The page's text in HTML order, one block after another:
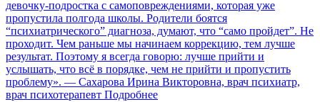
девочку-подростка с самоповреждениями, которая уже
пропустила полгода школы. Родители боятся
“психиатрического” диагноза, думают, что “само пройдет”. Не
проходит. Чем раньше мы начинаем коррекцию, тем лучше
результат. Поэтому я всегда говорю: лучше прийти и
услышать, что всё в порядке, чем не прийти и пропустить
проблему». — Сахарова Ирина Викторовна, врач психиатр,
врач психотерапевт Подробнее